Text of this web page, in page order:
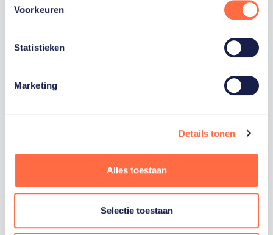
Voorkeuren
Statistieken
Marketing
Details tonen
Alles toestaan
Selectie toestaan
Trotse hoofdsponsor
Staatsloterij is trotse hoofdsponsor van
sportiefste land van de wereld maken.